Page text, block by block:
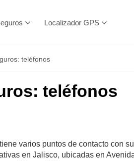
Localizador GPS
teléfonos
teléfonos
varios puntos de contacto con
en Jalisco, ubicadas en